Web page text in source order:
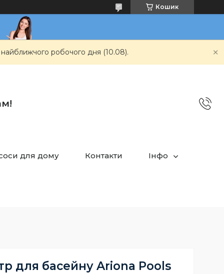
Кошик
робочого дня (10.08).
для дому Контакти Інфо
для басейну Ariona Pools